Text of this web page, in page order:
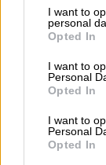
I want to
personal
Opted In
I want to
Personal
Opted In
I want to
Personal
Opted In
Βαρδινογιάννη-
Randy
μπορεί να
05.08.2026 - 12:33